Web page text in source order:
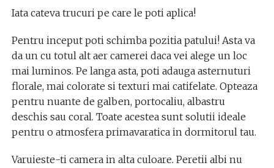
Iata cateva trucuri pe care le poti aplica!
Pentru inceput poti schimba pozitia patului! Asta va
da un cu totul alt aer camerei daca vei alege un loc
mai luminos. Pe langa asta, poti adauga asternuturi
florale, mai colorate si texturi mai catifelate. Opteaza
pentru nuante de galben, portocaliu, albastru
deschis sau coral. Toate acestea sunt solutii ideale
pentru o atmosfera primavaratica in dormitorul tau.
Varuieste-ti camera in alta culoare. Peretii albi nu